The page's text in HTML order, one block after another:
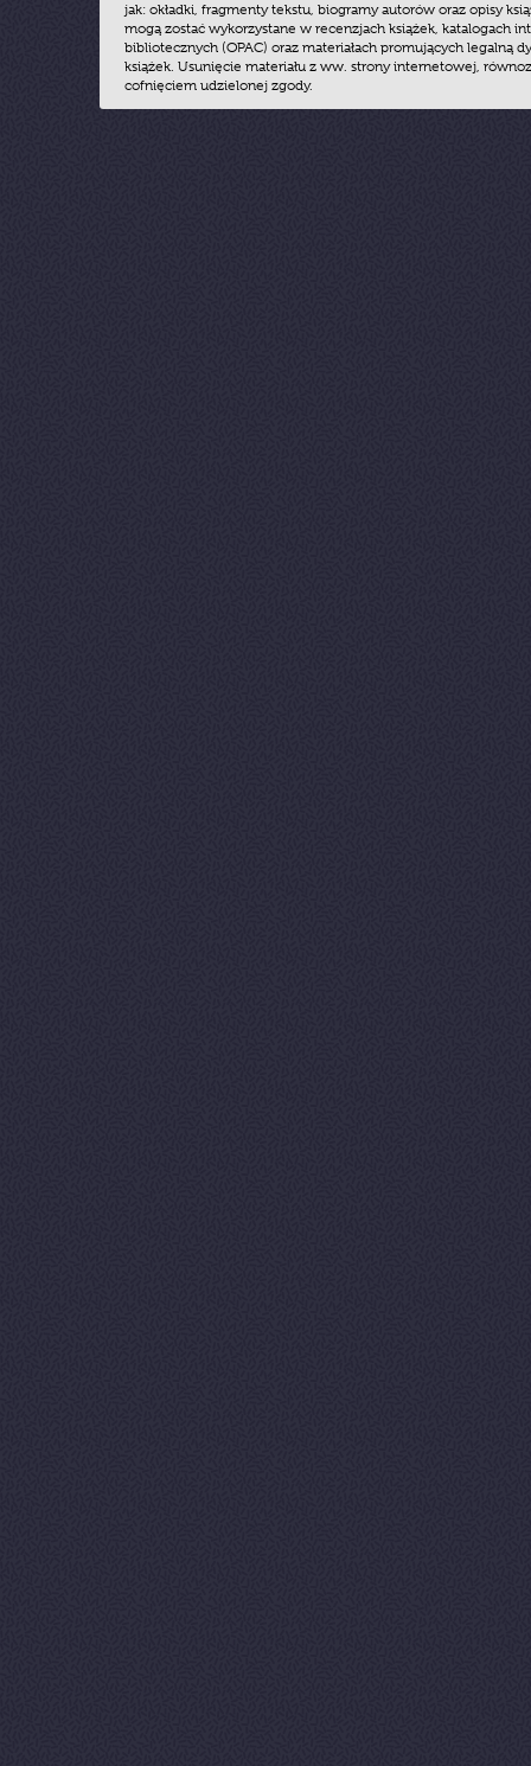
jak: okładki, fragmenty tekstu, biogramy autorów oraz opisy
mogą zostać wykorzystane w recenzjach książek, katalogach
bibliotecznych (OPAC) oraz materiałach promujących legalną
książek. Usunięcie materiału z ww. strony internetowej,
cofnięciem udzielonej zgody.